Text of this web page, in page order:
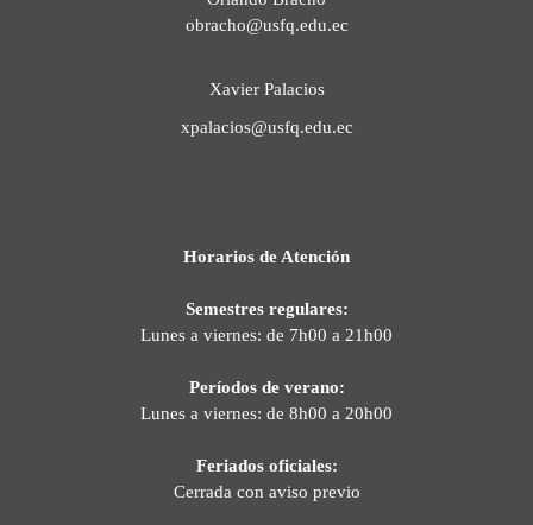
obracho@usfq.edu.ec
Xavier Palacios
xpalacios@usfq.edu.ec
Horarios de Atención
Semestres regulares:
Lunes a viernes: de 7h00 a 21h00
Períodos de verano:
Lunes a viernes: de 8h00 a 20h00
Feriados oficiales:
Cerrada con aviso previo